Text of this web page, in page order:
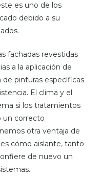
es uno de los
debido a su
fachadas revestidas
a la aplicación de
pinturas específicas
El clima y el
si los tratamientos
un correcto
otra ventaja de
cómo aislante, tanto
de nuevo un